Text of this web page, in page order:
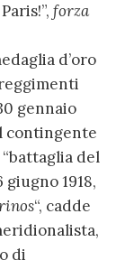
forza
d’oro
gennaio
contingente
del
giugno 1918,
“, cadde
di